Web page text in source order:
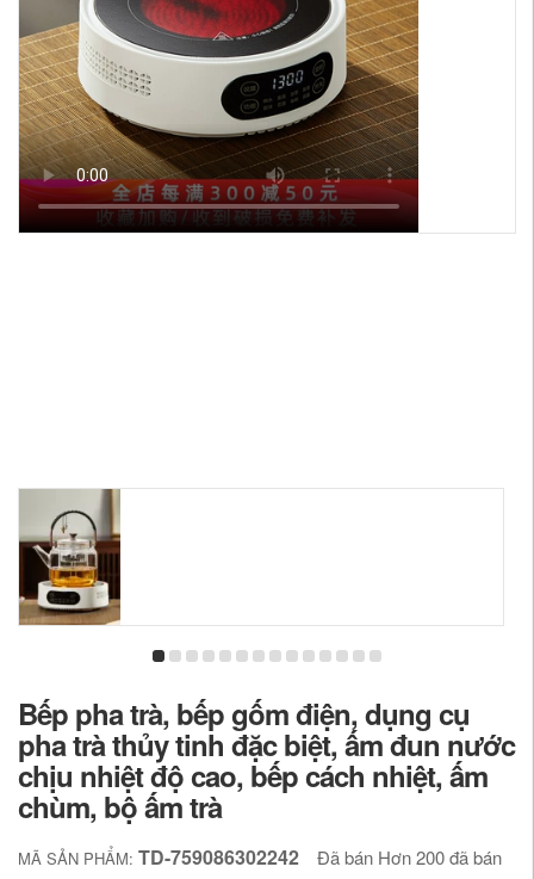
Bếp pha trà, bếp gốm điện, dụng cụ
pha trà thủy tinh đặc biệt, ấm đun nước
chịu nhiệt độ cao, bếp cách nhiệt, ấm
chùm, bộ ấm trà
MÃ SẢN PHẨM: TD-759086302242 Đã bán Hơn 200 đã bán